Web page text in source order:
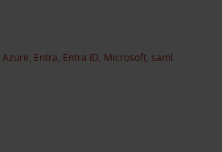
Azure Entra Entra ID Microsoft saml